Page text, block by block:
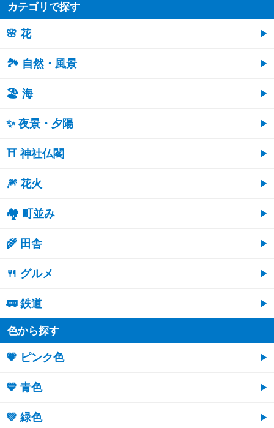
カテゴリで探す
🌸 花
🏞️ 自然・風景
🏖 海
✨ 夜景・夕陽
⛩ 神社仏閣
🎆 花火
🏘 町並み
🌾 田舎
🍴 グルメ
🚃 鉄道
色から探す
💗 ピンク色
💙 青色
💚 緑色